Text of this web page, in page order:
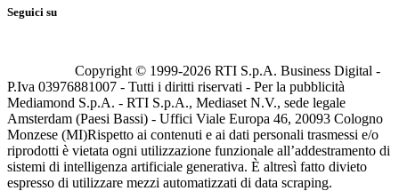
Seguici su
Copyright © 1999-2026 RTI S.p.A. Business Digital -
P.Iva 03976881007 - Tutti i diritti riservati - Per la pubblicità
Mediamond S.p.A. - RTI S.p.A., Mediaset N.V., sede legale
Amsterdam (Paesi Bassi) - Uffici Viale Europa 46, 20093 Cologno
Monzese (MI)Rispetto ai contenuti e ai dati personali trasmessi e/o
riprodotti è vietata ogni utilizzazione funzionale all’addestramento di
sistemi di intelligenza artificiale generativa. È altresì fatto divieto
espresso di utilizzare mezzi automatizzati di data scraping.